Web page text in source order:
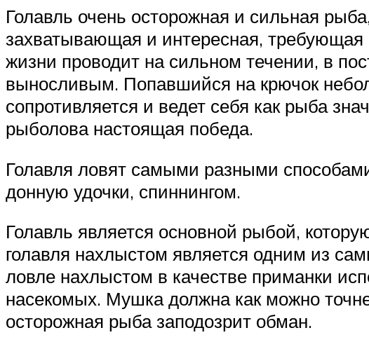
Голавль очень осторожная и сильная
захватывающая и интересная, требующая
жизни проводит на сильном течении, в
выносливым. Попавшийся на крючок
сопротивляется и ведет себя как рыба
рыболова настоящая победа.
Голавля ловят самыми разными
донную удочки, спиннингом.
Голавль является основной рыбой,
голавля нахлыстом является одним из
ловле нахлыстом в качестве приманки
насекомых. Мушка должна как можно
осторожная рыба заподозрит обман.